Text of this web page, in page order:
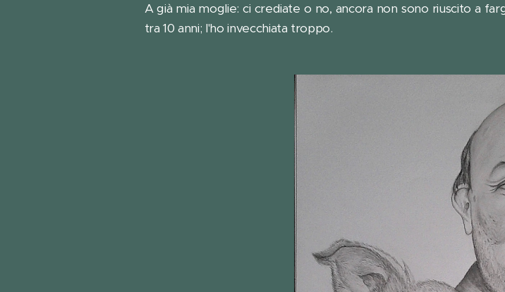
A già mia moglie: ci crediate o no, ancora non sono riuscito a
tra 10 anni; l'ho invecchiata troppo.